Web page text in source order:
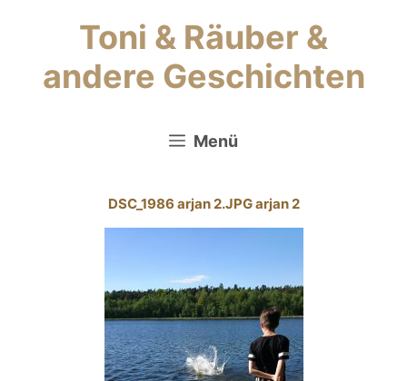
Inhalt
springen
Toni & Räuber &
andere Geschichten
Menü
DSC_1986 arjan 2.JPG arjan 2